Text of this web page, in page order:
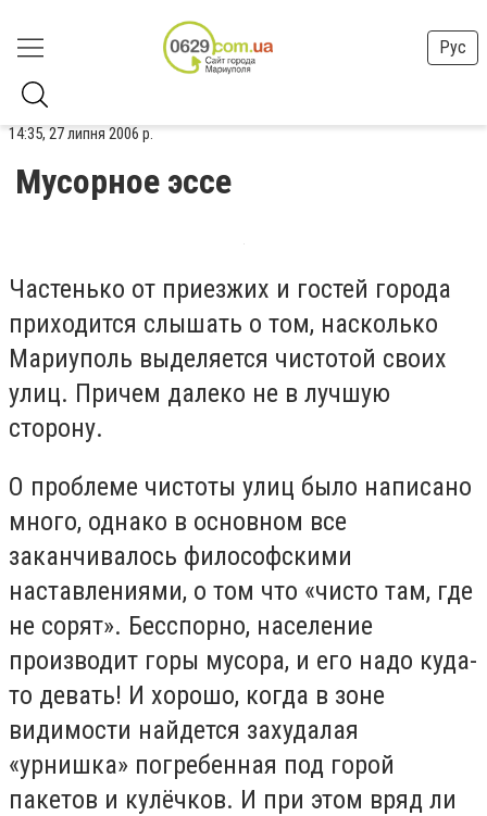
Рус
14:35, 27 липня 2006 р.
Мусорное эссе
Частенько от приезжих и гостей города
приходится слышать о том, насколько
Мариуполь выделяется чистотой своих
улиц. Причем далеко не в лучшую
сторону.
О проблеме чистоты улиц было написано
много, однако в основном все
заканчивалось философскими
наставлениями, о том что «чисто там, где
не сорят». Бесспорно, население
производит горы мусора, и его надо куда-
то девать! И хорошо, когда в зоне
видимости найдется захудалая
«урнишка» погребенная под горой
пакетов и кулёчков. И при этом вряд ли